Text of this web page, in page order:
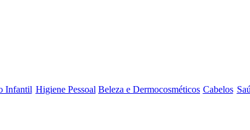
Infantil Higiene Pessoal Beleza e Dermocosméticos Cabelos